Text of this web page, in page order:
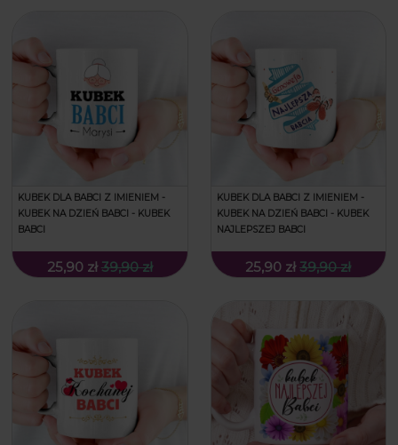
KUBEK DLA BABCI Z IMIENIEM -
KUBEK NA DZIEŃ BABCI - KUBEK
BABCI
25,90 zł 39,90 zł
KUBEK DLA BABCI Z IMIENIEM -
KUBEK NA DZIEŃ BABCI - KUBEK
NAJLEPSZEJ BABCI
25,90 zł 39,90 zł